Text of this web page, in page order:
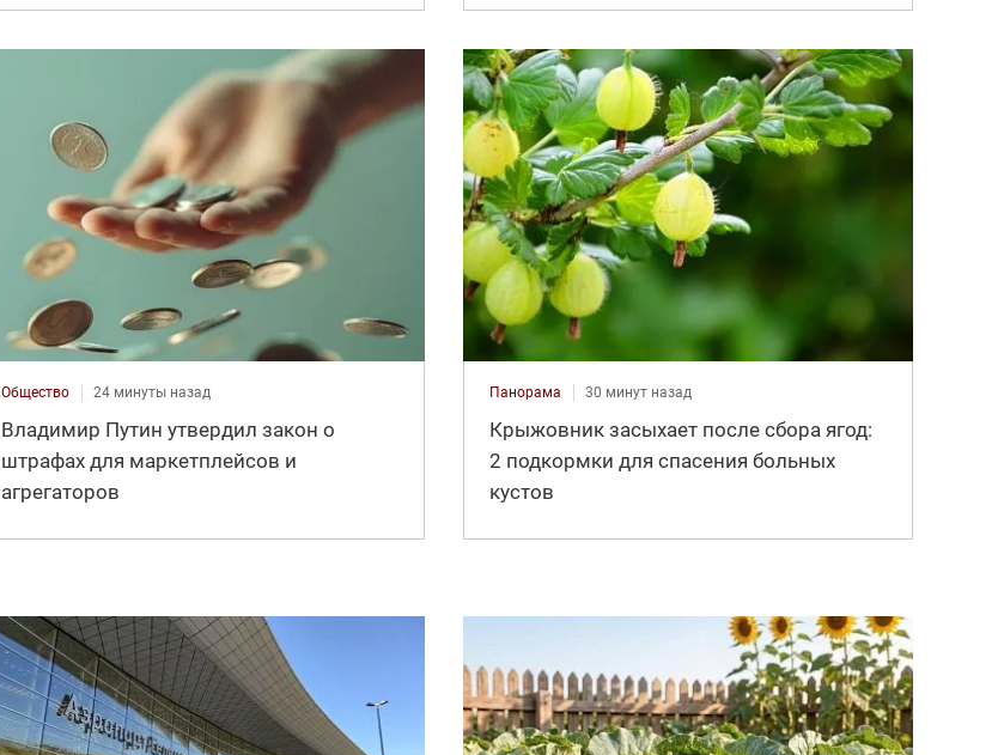
Общество 24 минуты назад
Владимир Путин утвердил закон о
штрафах для маркетплейсов и
агрегаторов
Панорама 30 минут назад
Крыжовник засыхает после сбора ягод:
2 подкормки для спасения больных
кустов